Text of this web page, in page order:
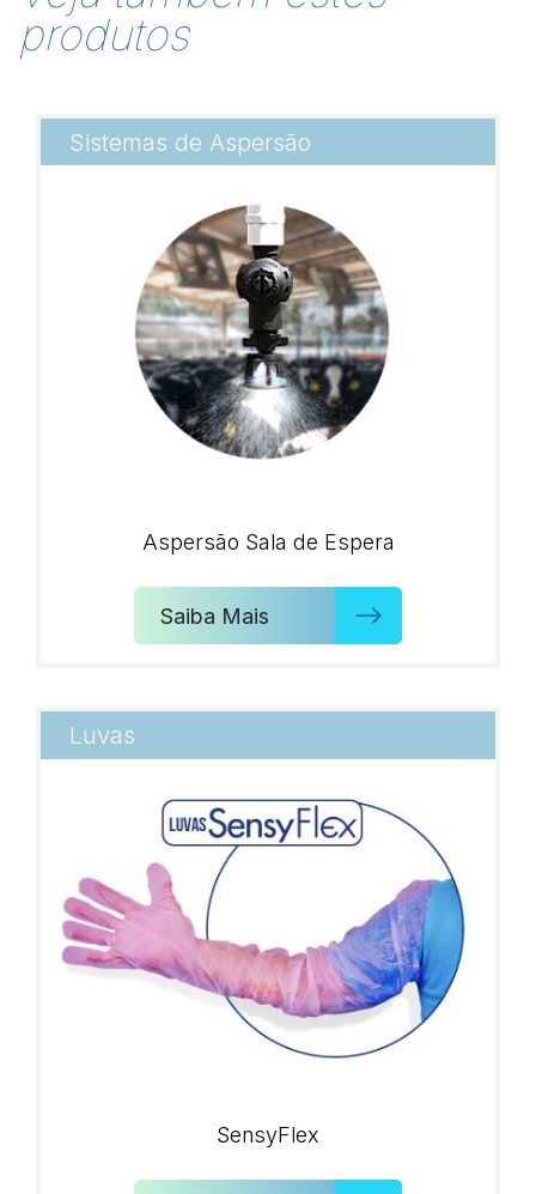
produtos
Sistemas de Aspersão
Aspersão Sala de Espera
Saiba Mais
Luvas
SensyFlex